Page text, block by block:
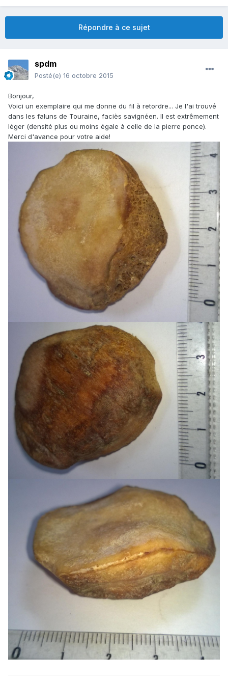
Répondre à ce sujet
spdm
Posté(e) 16 octobre 2015
Bonjour,
Voici un exemplaire qui me donne du fil à retordre... Je l'ai trouvé
dans les faluns de Touraine, faciès savignéen. Il est extrêmement
léger (densité plus ou moins égale à celle de la pierre ponce).
Merci d'avance pour votre aide!